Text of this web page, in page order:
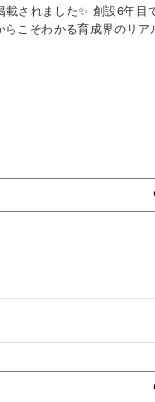
されました✨ 創設6年目
こそわかる育成界のリア